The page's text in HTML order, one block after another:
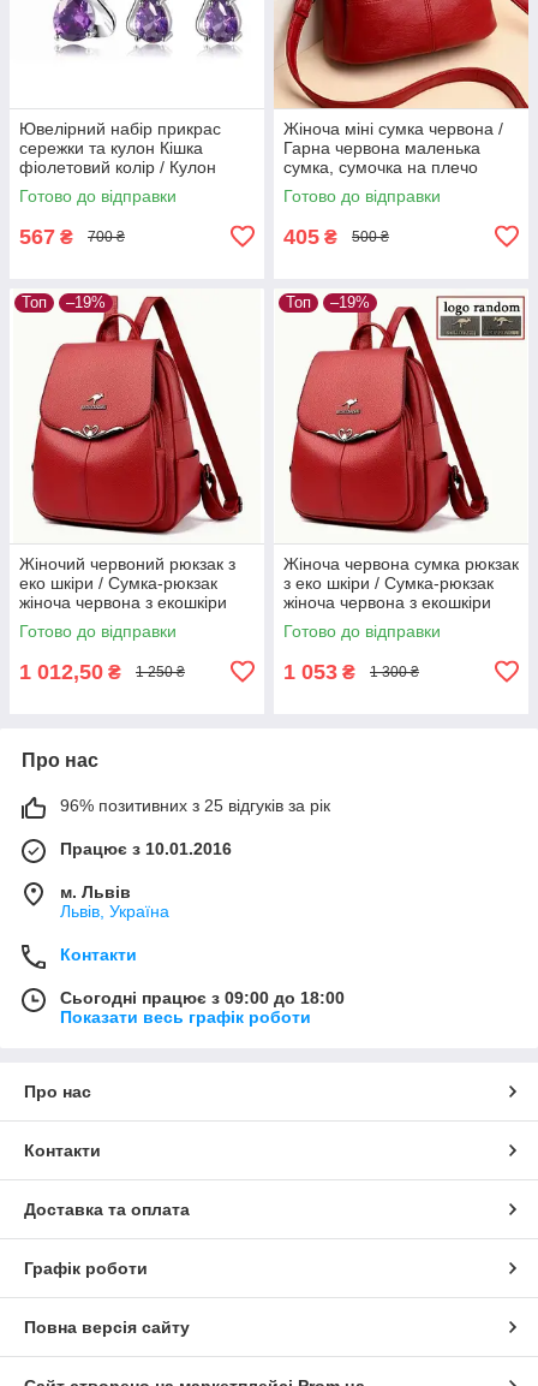
Ювелірний набір прикрас
сережки та кулон Кішка
фіолетовий колір / Кулон
Кішка кіт котик
Готово до відправки
567 ₴ 700 ₴
Жіноча міні сумка червона /
Гарна червона маленька
сумка, сумочка на плечо
клатч для дівчини, жінки
червоний
Готово до відправки
405 ₴ 500 ₴
Топ –19%
Жіночий червоний рюкзак з
еко шкіри / Сумка-рюкзак
жіноча червона з екошкіри
Готово до відправки
1 012,50 ₴ 1 250 ₴
Топ –19%
Жіноча червона сумка рюкзак
з еко шкіри / Сумка-рюкзак
жіноча червона з екошкіри
Готово до відправки
1 053 ₴ 1 300 ₴
Про нас
96% позитивних з 25 відгуків за рік
Працює з 10.01.2016
м. Львів
Львів, Україна
Контакти
Сьогодні працює з 09:00 до 18:00
Показати весь графік роботи
Про нас
Контакти
Доставка та оплата
Графік роботи
Повна версія сайту